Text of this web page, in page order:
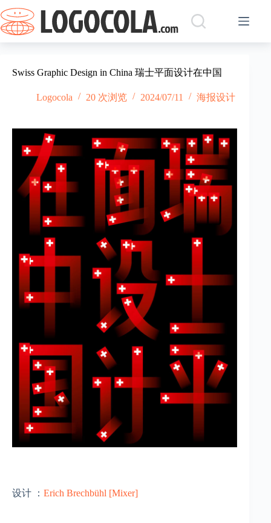
过
内
容
Swiss Graphic Design in China 瑞士平面设计在中国
Logocola 20 次浏览 2024/07/11 海报设计
设计 ： Erich Brechbühl [Mixer]